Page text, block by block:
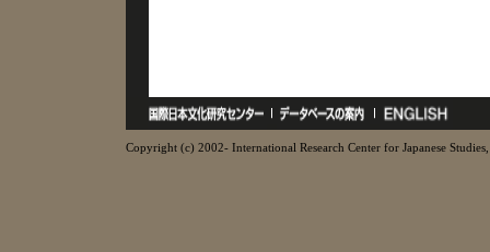
Copyright (c) 2002- International Research Center for Japanese